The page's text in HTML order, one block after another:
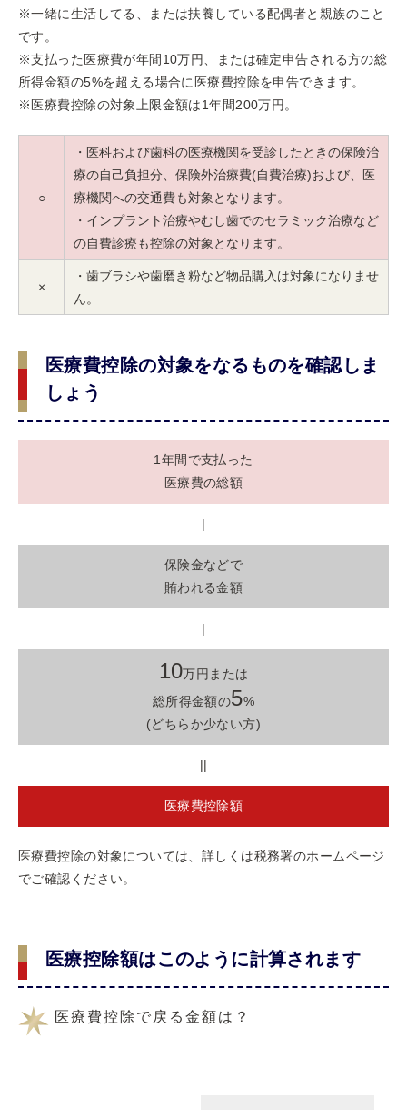
※一緒に生活してる、または扶養している配偶者と親族のこと
です。
※支払った医療費が年間10万円、または確定申告される方の総
所得金額の5%を超える場合に医療費控除を申告できます。
※医療費控除の対象上限金額は1年間200万円。
○
・医科および歯科の医療機関を受診したときの保険治
療の自己負担分、保険外治療費(自費治療)および、医
療機関への交通費も対象となります。
・インプラント治療やむし歯でのセラミック治療など
の自費診療も控除の対象となります。
×
・歯ブラシや歯磨き粉など物品購入は対象になりませ
ん。
医療費控除の対象をなるものを確認しま
しょう
1年間で支払った
医療費の総額
|
保険金などで
賄われる金額
|
10万円または
総所得金額の5%
(どちらか少ない方)
||
医療費控除額
医療費控除の対象については、詳しくは税務署のホームページ
でご確認ください。
医療控除額はこのように計算されます
医療費控除で戻る金額は？